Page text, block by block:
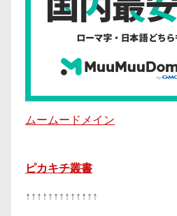
ムームードメイン
ピカキチ叢書
↑↑↑↑↑↑↑↑↑↑↑↑↑